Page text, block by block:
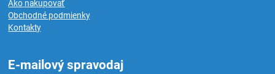
Ako nakupovať
Obchodné podmienky
Kontakty
E-mailový spravodaj